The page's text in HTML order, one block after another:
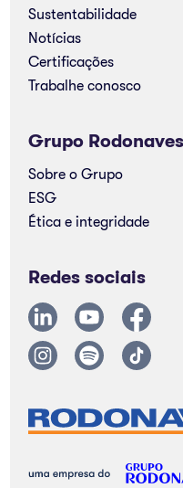
Sustentabilidade
Notícias
Certificações
Trabalhe conosco
Grupo Rodonaves
Sobre o Grupo
ESG
Ética e integridade
Redes sociais